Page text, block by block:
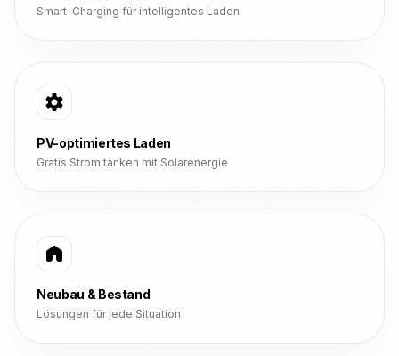
Smart-Charging für intelligentes Laden
PV-optimiertes Laden
Gratis Strom tanken mit Solarenergie
Neubau & Bestand
Lösungen für jede Situation